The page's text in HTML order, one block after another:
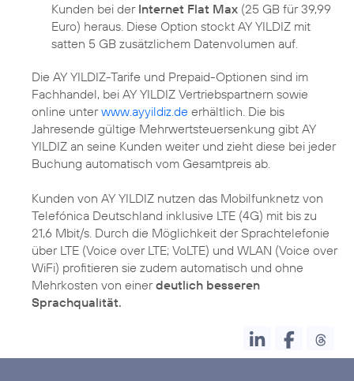
Kunden bei der Internet Flat Max (25 GB für 39,99
Euro) heraus. Diese Option stockt AY YILDIZ mit
satten 5 GB zusätzlichem Datenvolumen auf.
Die AY YILDIZ-Tarife und Prepaid-Optionen sind im
Fachhandel, bei AY YILDIZ Vertriebspartnern sowie
online unterwww.ayyildiz.de erhältlich. Die bis
Jahresende gültige Mehrwertsteuersenkung gibt AY
YILDIZ an seine Kunden weiter und zieht diese bei jeder
Buchung automatisch vom Gesamtpreis ab.
Kunden von AY YILDIZ nutzen das Mobilfunknetz von
Telefónica Deutschland inklusive LTE (4G) mit bis zu
21,6 Mbit/s. Durch die Möglichkeit der Sprachtelefonie
über LTE (Voice over LTE; VoLTE) und WLAN (Voice over
WiFi) profitieren sie zudem automatisch und ohne
Mehrkosten von einerdeutlich besseren
Sprachqualität.